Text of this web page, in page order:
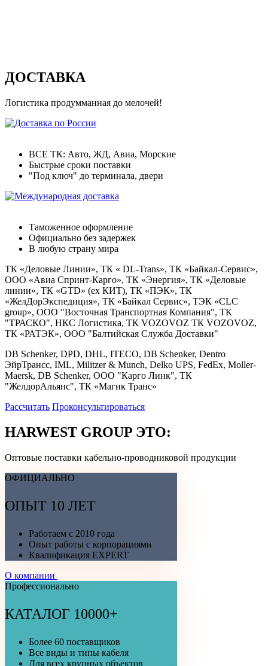
ДОСТАВКА
Логистика продумманная до мелочей!
ВСЕ ТК: Авто, ЖД, Авиа, Морские
Быстрые сроки поставки
"Под ключ" до терминала, двери
Таможенное оформление
Официально без задержек
В любую страну мира
ТК «Деловые Линии», ТК « DL-Trans», ТК «Байкал-Сервис»,
ООО «Авиа Спринт-Карго», ТК «Энергия», ТК «Деловые
линии», ТК «GTD» (ex КИТ), ТК «ПЭК», ТК
«ЖелДорЭкспедиция», ТК «Байкал Сервис», ТЭК «CLC
group», OOO "Восточная Транспортная Компания", ТК
"ТРАСКО", НКС Логистика, ТК VOZOVOZ ТК VOZOVOZ,
ТК «РАТЭК», ООО "Балтийская Служба Доставки"
DB Schenker, DPD, DHL, ITECO, DB Schenker, Dentro
ЭйрТрансс, IML, Militzer & Munch, Delko UPS, FedEx, Moller-
Maersk, DB Schenker, ООО "Карго Линк", ТК
"ЖелдорАльянс", ТК «Магик Транс»
Рассчитать Проконсультироваться
HARWEST GROUP ЭТО:
Оптовые поставки кабельно-проводниковой продукции
ОФИЦИАЛЬНО
ОПЫТ 10 ЛЕТ
Работаем с 2010 года
Опыт работы с корпорациями
Квалификация EXPERT
О компании
Профессионально
КАТАЛОГ 10000+
Более 60 поставщиков
Все виды и типы кабеля
Для всех крупных объектов